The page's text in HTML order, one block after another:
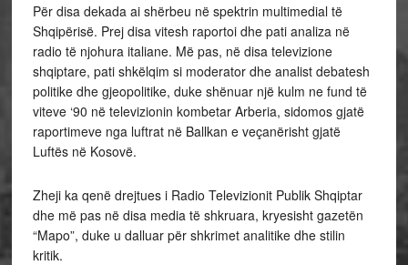
Për disa dekada ai shërbeu në spektrin multimedial të
Shqipërisë. Prej disa vitesh raportoi dhe pati analiza në
radio të njohura italiane. Më pas, në disa televizione
shqiptare, pati shkëlqim si moderator dhe analist debatesh
politike dhe gjeopolitike, duke shënuar një kulm ne fund të
viteve ‘90 në televizionin kombetar Arberia, sidomos gjatë
raportimeve nga luftrat në Ballkan e veçanërisht gjatë
Luftës në Kosovë.
Zheji ka qenë drejtues i Radio Televizionit Publik Shqiptar
dhe më pas në disa media të shkruara, kryesisht gazetën
“Mapo”, duke u dalluar për shkrimet analitike dhe stilin
kritik.